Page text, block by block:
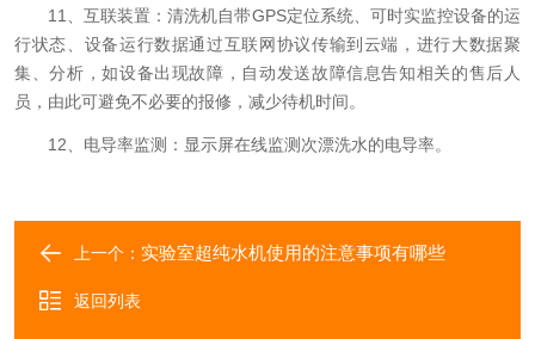
11、互联装置：清洗机自带GPS定位系统、可时实监控设备的运
行状态、设备运行数据通过互联网协议传输到云端，进行大数据聚
集、分析，如设备出现故障，自动发送故障信息告知相关的售后人
员，由此可避免不必要的报修，减少待机时间。
12、电导率监测：显示屏在线监测次漂洗水的电导率。
上一个： 实验室超纯水机使用的注意事项有哪些
返回列表